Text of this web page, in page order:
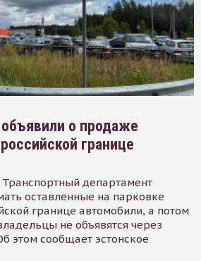
о продаже
границе
Транспортный департамент
оставленные на парковке
границе автомобили, а потом
не объявятся через
этом сообщает эстонское